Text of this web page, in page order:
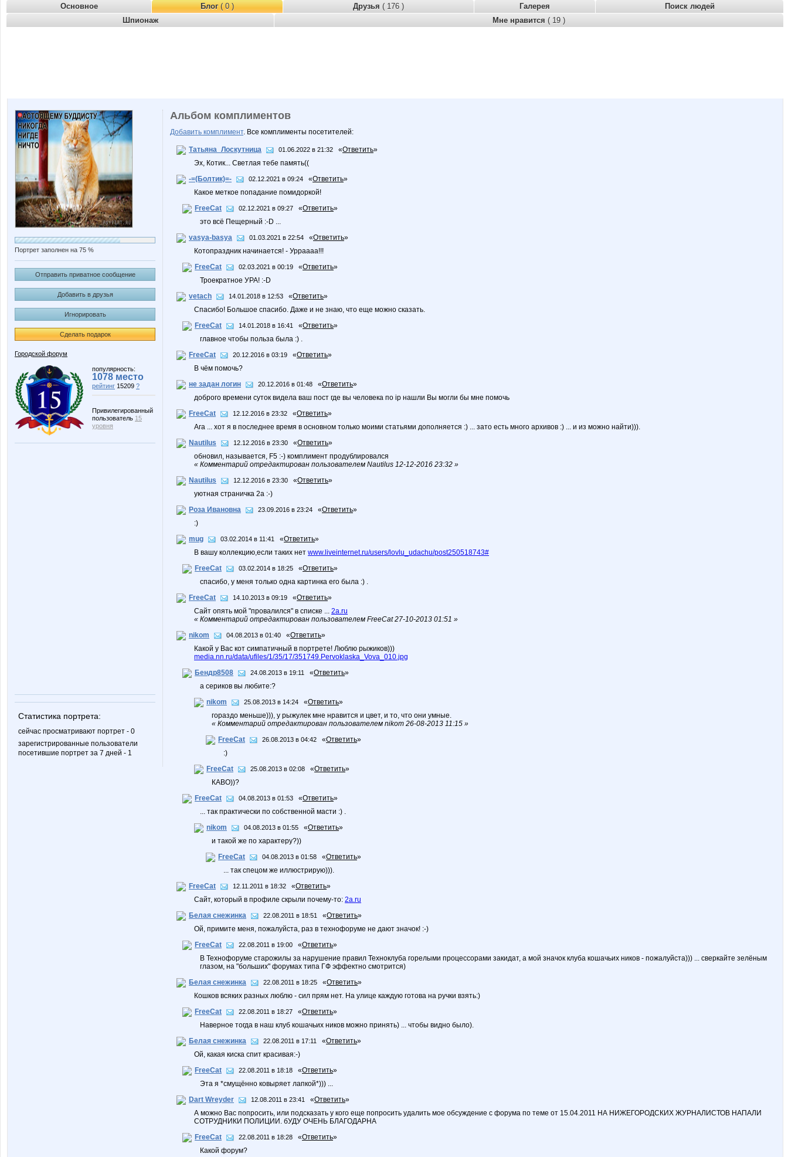
Основное Блог( 0 ) Друзья ( 176 ) Галерея
Поиск людей
Шпионаж
Мне нравится ( 19 )
Портрет заполнен на 75 %
Отправить приватное сообщение
Добавить в друзья
Игнорировать
Сделать подарок
Городской форум
популярность:
1078 место
рейтинг 15209 ?
Привилегированный
пользователь 15
уровня
Статистика портрета:
сейчас просматривают портрет - 0
зарегистрированные пользователи
посетившие портрет за 7 дней - 1
Альбом комплиментов
Добавить комплимент. Все комплименты посетителей:
Татьяна_Лоскутница 01.06.2022 в 21:32 «Ответить»
Эх, Котик... Светлая тебе память((
-=(Болтик)=-
02.12.2021 в 09:24 «Ответить»
Какое меткое попадание помидоркой!
FreeCat
02.12.2021 в 09:27 «Ответить»
это всё Пещерный :-D ...
vasya-basya
01.03.2021 в 22:54 «Ответить»
Котопраздник начинается! - Урраааа!!!
FreeCat
02.03.2021 в 00:19 «Ответить»
Троекратное УРА! :-D
vetach
14.01.2018 в 12:53 «Ответить»
Спасибо! Большое спасибо. Даже и не знаю, что еще можно сказать.
FreeCat
14.01.2018 в 16:41 «Ответить»
главное чтобы польза была :) .
FreeCat
20.12.2016 в 03:19 «Ответить»
В чём помочь?
не задан логин
20.12.2016 в 01:48 «Ответить»
доброго времени суток видела ваш пост где вы человека по ip нашли Вы могли бы мне помочь
FreeCat
12.12.2016 в 23:32 «Ответить»
Ага ... хот я в последнее время в основном только моими статьями дополняется :) ... зато есть много архивов :) ... и из можно найти))).
Nautilus
12.12.2016 в 23:30 «Ответить»
обновил, называется, F5 :-) комплимент продублировался
« Комментарий отредактирован пользователем Nautilus 12-12-2016 23:32 »
Nautilus
12.12.2016 в 23:30 «Ответить»
уютная страничка 2а :-)
Роза Ивановна
23.09.2016 в 23:24 «Ответить»
:)
mug
03.02.2014 в 11:41 «Ответить»
В вашу коллекцию,если таких нет www.liveinternet.ru/users/lovlu_udachu/post250518743#
FreeCat
03.02.2014 в 18:25 «Ответить»
спасибо, у меня только одна картинка его была :) .
FreeCat
14.10.2013 в 09:19 «Ответить»
Сайт опять мой "провалился" в списке ... 2a.ru
« Комментарий отредактирован пользователем FreeCat 27-10-2013 01:51 »
nikom
04.08.2013 в 01:40 «Ответить»
Какой у Вас кот симпатичный в портрете! Люблю рыжиков)))
media.nn.ru/data/ufiles/1/35/17/351749.Pervoklaska_Vova_010.jpg
Бендр8508
24.08.2013 в 19:11 «Ответить»
а сериков вы любите:?
nikom
25.08.2013 в 14:24 «Ответить»
гораздо меньше))), у рыжулек мне нравится и цвет, и то, что они умные.
« Комментарий отредактирован пользователем nikom 26-08-2013 11:15 »
FreeCat
26.08.2013 в 04:42 «Ответить»
:)
FreeCat
25.08.2013 в 02:08 «Ответить»
КАВО))?
FreeCat
04.08.2013 в 01:53 «Ответить»
... так практически по собственной масти :) .
nikom
04.08.2013 в 01:55 «Ответить»
и такой же по характеру?))
FreeCat
04.08.2013 в 01:58 «Ответить»
... так спецом же иллюстрирую))).
FreeCat
12.11.2011 в 18:32 «Ответить»
Сайт, который в профиле скрыли почему-то: 2a.ru
Белая снежинка
22.08.2011 в 18:51 «Ответить»
Ой, примите меня, пожалуйста, раз в технофоруме не дают значок! :-)
FreeCat
22.08.2011 в 19:00 «Ответить»
В Технофоруме старожилы за нарушение правил Техноклуба горелыми процессорами закидат, а мой значок клуба кошачьих ников - пожалуйста))) ... сверкайте зелёным
глазом, на "больших" форумах типа ГФ эффектно смотрится)
Белая снежинка
22.08.2011 в 18:25 «Ответить»
Кошков всяких разных люблю - сил прям нет. На улице каждую готова на ручки взять:)
FreeCat
22.08.2011 в 18:27 «Ответить»
Наверное тогда в наш клуб кошачьих ников можно принять) ... чтобы видно было).
Белая снежинка
22.08.2011 в 17:11 «Ответить»
Ой, какая киска спит красивая:-)
FreeCat
22.08.2011 в 18:18 «Ответить»
Эта я *смущённо ковыряет лапкой*))) ...
Dart Wreyder
12.08.2011 в 23:41 «Ответить»
А можно Вас попросить, или подсказать у кого еще попросить удалить мое обсуждение с форума по теме от 15.04.2011 НА НИЖЕГОРОДСКИХ ЖУРНАЛИСТОВ НАПАЛИ
СОТРУДНИКИ ПОЛИЦИИ. бУДУ ОЧЕНЬ БЛАГОДАРНА
FreeCat
22.08.2011 в 18:28 «Ответить»
Какой форум?